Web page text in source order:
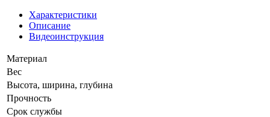
Характеристики
Описание
Видеоинструкция
Материал
Вес
Высота, ширина, глубина
Прочность
Срок службы